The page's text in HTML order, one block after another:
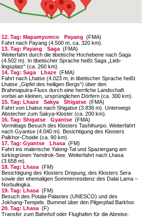
12. Tag: Mapamyumco Payang (FMA)
Fahrt nach Payang (4.500 m, ca. 320 km).
13. Tag: Payang
Saga (FMA)
Weiterfahrt durch die tibetische Hochebene nach Saga
(4.502 m). In tibetischer Sprache heißt Saga „Lieb­
lingsplatz“ (ca. 260 km).
14. Tag: Saga
Lhaze (FMA)
Fahrt nach Lhatse (4.023 m, in tibetischer Sprache heißt
Lhatse „Gipfel des heiligen Bergs“) über den
Brahmaputra-Fluss durch eine herrliche Land­schaft
vorbei an kleinen, ursprünglichen Dörfern (ca. 300 km).
15. Tag: Lhaze
Sakya Shigatse (FMA)
Fahrt von Lhatse nach Shigatse (3.836 m). Unterwegs
Ab­stecher zum Sakya-Kloster (ca. 200 km).
16. Tag: Shigatse
Gyantse (FMA)
Vormittags Besuch des Klosters Tashihunpo. Weiterfahrt
nach Gyantse (4.040 m). Besichtigung des Klosters
Palkhor-Choide (ca. 90 km).
17. Tag: Gyantse
Lhasa (FM)
Fahrt ins malerische Yalong-Tal und Spazier­gang am
türkisgrünen Yamdrok-See. Weiterfahrt nach Lhasa
(3.658 m).
18. Tag: Lhasa (FM)
Besichtigung des Klosters Drepung, des Klosters Sera
sowie der ehemaligen Sommerresidenz des Dalai Lama –
Norbulingka.
19. Tag: Lhasa (FM)
Besuch des Potala-Palastes (UNESCO) und des
Jokhang-Tempels. Bummel über den Pilgerpfad Barkhor.
20. Tag: Lhasa (F)
Transfer zum Bahnhof oder Flughafen für die Abreise.